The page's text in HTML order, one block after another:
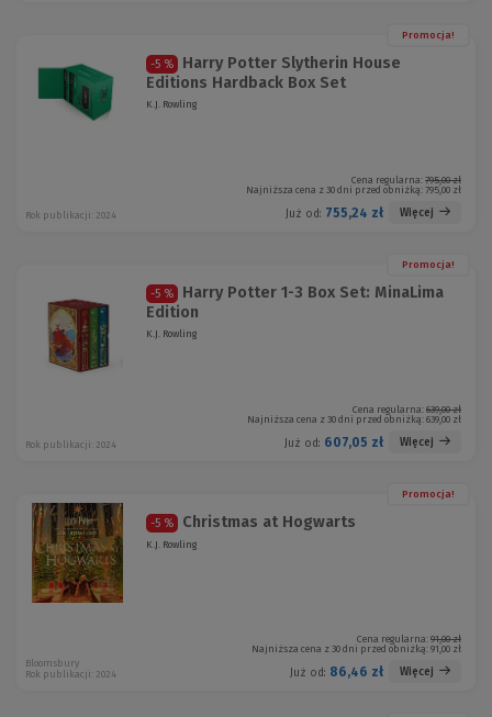
Promocja!
-5 %
Harry Potter Slytherin House
Editions Hardback Box Set
K.J. Rowling
Cena regularna: 795,00 zł
Najniższa cena z 30 dni przed obniżką: 795,00 zł
Już od: 755,24 zł Więcej
Rok publikacji: 2024
Promocja!
-5 %
Harry Potter 1-3 Box Set: MinaLima
Edition
K.J. Rowling
Cena regularna: 639,00 zł
Najniższa cena z 30 dni przed obniżką: 639,00 zł
Już od: 607,05 zł Więcej
Rok publikacji: 2024
Promocja!
-5 % Christmas at Hogwarts
K.J. Rowling
Cena regularna: 91,00 zł
Najniższa cena z 30 dni przed obniżką: 91,00 zł
Już od: 86,46 zł Więcej
Bloomsbury
Rok publikacji: 2024